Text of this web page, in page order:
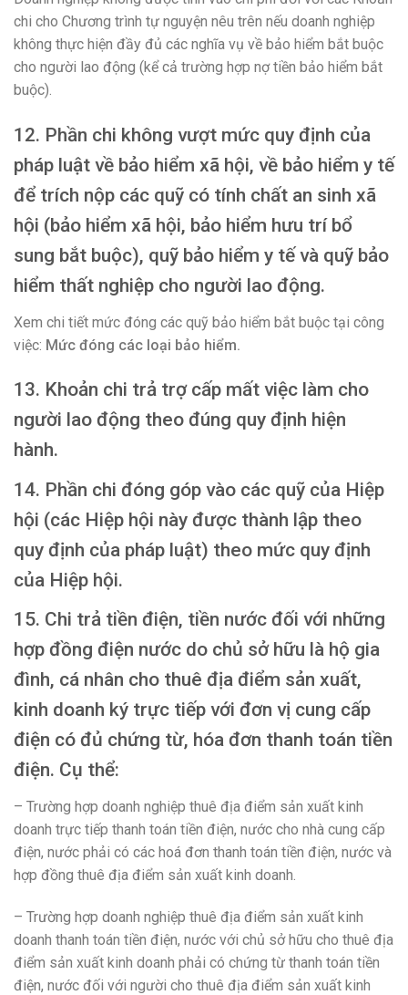
chi cho Chương trình tự nguyện nêu trên nếu doanh nghiệp
không thực hiện đầy đủ các nghĩa vụ về bảo hiểm bắt buộc
cho người lao động (kể cả trường hợp nợ tiền bảo hiểm bắt
buộc).
12. Phần chi không vượt mức quy định của
pháp luật về bảo hiểm xã hội, về bảo hiểm y tế
để trích nộp các quỹ có tính chất an sinh xã
hội (bảo hiểm xã hội, bảo hiểm hưu trí bổ
sung bắt buộc), quỹ bảo hiểm y tế và quỹ bảo
hiểm thất nghiệp cho người lao động.
Xem chi tiết mức đóng các quỹ bảo hiểm bắt buộc tại công
việc: Mức đóng các loại bảo hiểm.
13. Khoản chi trả trợ cấp mất việc làm cho
người lao động theo đúng quy định hiện
hành.
14. Phần chi đóng góp vào các quỹ của Hiệp
hội (các Hiệp hội này được thành lập theo
quy định của pháp luật) theo mức quy định
của Hiệp hội.
15. Chi trả tiền điện, tiền nước đối với những
hợp đồng điện nước do chủ sở hữu là hộ gia
đình, cá nhân cho thuê địa điểm sản xuất,
kinh doanh ký trực tiếp với đơn vị cung cấp
điện có đủ chứng từ, hóa đơn thanh toán tiền
điện. Cụ thể:
– Trường hợp doanh nghiệp thuê địa điểm sản xuất kinh
doanh trực tiếp thanh toán tiền điện, nước cho nhà cung cấp
điện, nước phải có các hoá đơn thanh toán tiền điện, nước và
hợp đồng thuê địa điểm sản xuất kinh doanh.
– Trường hợp doanh nghiệp thuê địa điểm sản xuất kinh
doanh thanh toán tiền điện, nước với chủ sở hữu cho thuê địa
điểm sản xuất kinh doanh phải có chứng từ thanh toán tiền
điện, nước đối với người cho thuê địa điểm sản xuất kinh